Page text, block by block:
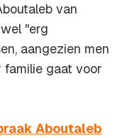
van
"erg
aangezien men
familie gaat voor
Aboutaleb